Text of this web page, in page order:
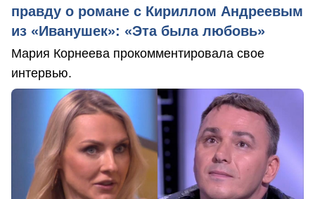
правду о романе с Кириллом Андреевым
из «Иванушек»: «Эта была любовь»
Мария Корнеева прокомментировала свое
интервью.